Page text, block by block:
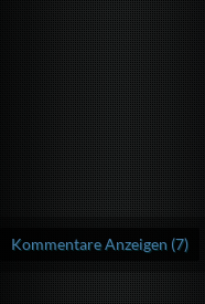
Kommentare Anzeigen (7)